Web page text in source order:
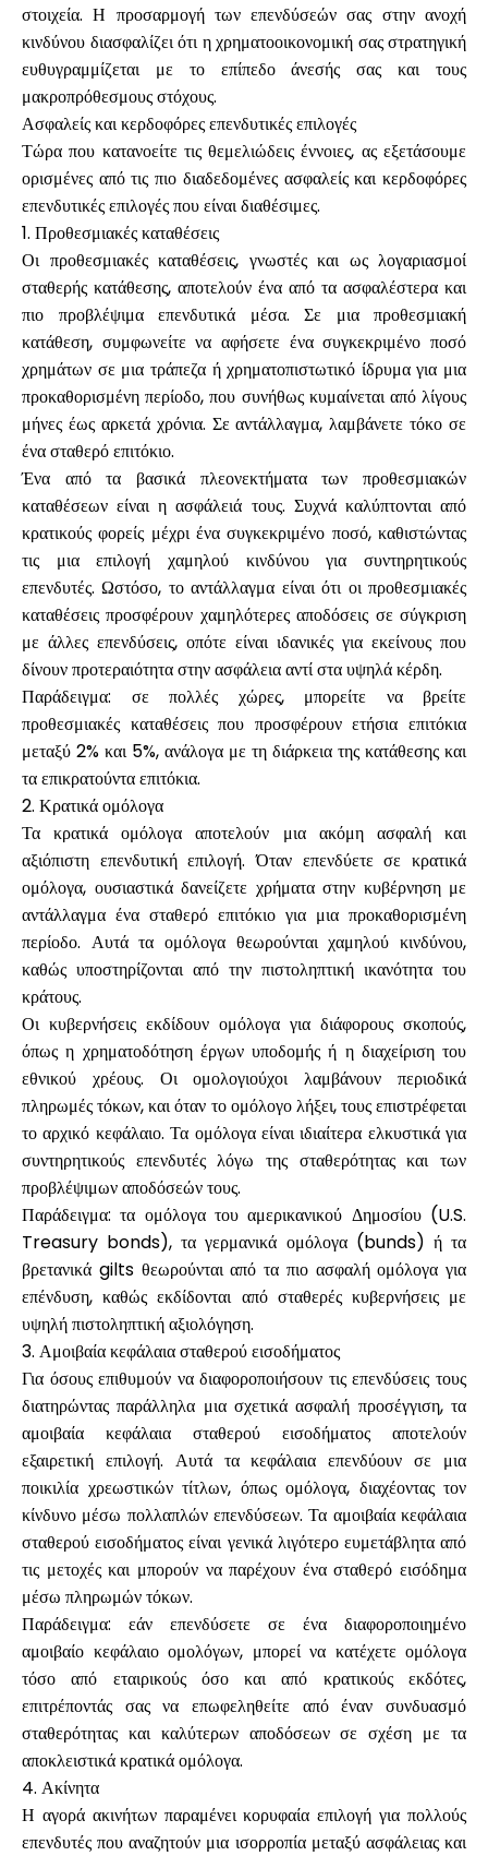
στοιχεία. Η προσαρμογή των επενδύσεών σας στην ανοχή
κινδύνου διασφαλίζει ότι η χρηματοοικονομική σας στρατηγική
ευθυγραμμίζεται με το επίπεδο άνεσής σας και τους
μακροπρόθεσμους στόχους.
Ασφαλείς και κερδοφόρες επενδυτικές επιλογές
Τώρα που κατανοείτε τις θεμελιώδεις έννοιες, ας εξετάσουμε
ορισμένες από τις πιο διαδεδομένες ασφαλείς και κερδοφόρες
επενδυτικές επιλογές που είναι διαθέσιμες.
1. Προθεσμιακές καταθέσεις
Οι προθεσμιακές καταθέσεις, γνωστές και ως λογαριασμοί
σταθερής κατάθεσης, αποτελούν ένα από τα ασφαλέστερα και
πιο προβλέψιμα επενδυτικά μέσα. Σε μια προθεσμιακή
κατάθεση, συμφωνείτε να αφήσετε ένα συγκεκριμένο ποσό
χρημάτων σε μια τράπεζα ή χρηματοπιστωτικό ίδρυμα για μια
προκαθορισμένη περίοδο, που συνήθως κυμαίνεται από λίγους
μήνες έως αρκετά χρόνια. Σε αντάλλαγμα, λαμβάνετε τόκο σε
ένα σταθερό επιτόκιο.
Ένα από τα βασικά πλεονεκτήματα των προθεσμιακών
καταθέσεων είναι η ασφάλειά τους. Συχνά καλύπτονται από
κρατικούς φορείς μέχρι ένα συγκεκριμένο ποσό, καθιστώντας
τις μια επιλογή χαμηλού κινδύνου για συντηρητικούς
επενδυτές. Ωστόσο, το αντάλλαγμα είναι ότι οι προθεσμιακές
καταθέσεις προσφέρουν χαμηλότερες αποδόσεις σε σύγκριση
με άλλες επενδύσεις, οπότε είναι ιδανικές για εκείνους που
δίνουν προτεραιότητα στην ασφάλεια αντί στα υψηλά κέρδη.
Παράδειγμα: σε πολλές χώρες, μπορείτε να βρείτε
προθεσμιακές καταθέσεις που προσφέρουν ετήσια επιτόκια
μεταξύ 2% και 5%, ανάλογα με τη διάρκεια της κατάθεσης και
τα επικρατούντα επιτόκια.
2. Κρατικά ομόλογα
Τα κρατικά ομόλογα αποτελούν μια ακόμη ασφαλή και
αξιόπιστη επενδυτική επιλογή. Όταν επενδύετε σε κρατικά
ομόλογα, ουσιαστικά δανείζετε χρήματα στην κυβέρνηση με
αντάλλαγμα ένα σταθερό επιτόκιο για μια προκαθορισμένη
περίοδο. Αυτά τα ομόλογα θεωρούνται χαμηλού κινδύνου,
καθώς υποστηρίζονται από την πιστοληπτική ικανότητα του
κράτους.
Οι κυβερνήσεις εκδίδουν ομόλογα για διάφορους σκοπούς,
όπως η χρηματοδότηση έργων υποδομής ή η διαχείριση του
εθνικού χρέους. Οι ομολογιούχοι λαμβάνουν περιοδικά
πληρωμές τόκων, και όταν το ομόλογο λήξει, τους επιστρέφεται
το αρχικό κεφάλαιο. Τα ομόλογα είναι ιδιαίτερα ελκυστικά για
συντηρητικούς επενδυτές λόγω της σταθερότητας και των
προβλέψιμων αποδόσεών τους.
Παράδειγμα: τα ομόλογα του αμερικανικού Δημοσίου (U.S.
Treasury bonds), τα γερμανικά ομόλογα (bunds) ή τα
βρετανικά gilts θεωρούνται από τα πιο ασφαλή ομόλογα για
επένδυση, καθώς εκδίδονται από σταθερές κυβερνήσεις με
υψηλή πιστοληπτική αξιολόγηση.
3. Αμοιβαία κεφάλαια σταθερού εισοδήματος
Για όσους επιθυμούν να διαφοροποιήσουν τις επενδύσεις τους
διατηρώντας παράλληλα μια σχετικά ασφαλή προσέγγιση, τα
αμοιβαία κεφάλαια σταθερού εισοδήματος αποτελούν
εξαιρετική επιλογή. Αυτά τα κεφάλαια επενδύουν σε μια
ποικιλία χρεωστικών τίτλων, όπως ομόλογα, διαχέοντας τον
κίνδυνο μέσω πολλαπλών επενδύσεων. Τα αμοιβαία κεφάλαια
σταθερού εισοδήματος είναι γενικά λιγότερο ευμετάβλητα από
τις μετοχές και μπορούν να παρέχουν ένα σταθερό εισόδημα
μέσω πληρωμών τόκων.
Παράδειγμα: εάν επενδύσετε σε ένα διαφοροποιημένο
αμοιβαίο κεφάλαιο ομολόγων, μπορεί να κατέχετε ομόλογα
τόσο από εταιρικούς όσο και από κρατικούς εκδότες,
επιτρέποντάς σας να επωφεληθείτε από έναν συνδυασμό
σταθερότητας και καλύτερων αποδόσεων σε σχέση με τα
αποκλειστικά κρατικά ομόλογα.
4. Ακίνητα
Η αγορά ακινήτων παραμένει κορυφαία επιλογή για πολλούς
επενδυτές που αναζητούν μια ισορροπία μεταξύ ασφάλειας και